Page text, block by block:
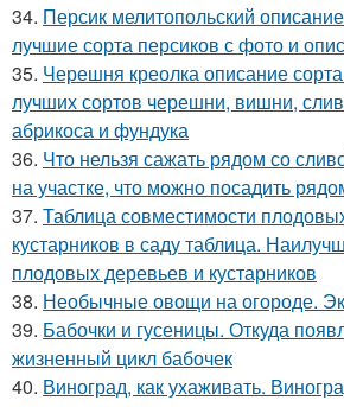
34. Персик мелитопольский
лучшие сорта персиков с фото и
35. Черешня креолка описание
лучших сортов черешни, вишни,
абрикоса и фундука
36. Что нельзя сажать рядом со
на участке, что можно посадить
37. Таблица совместимости
кустарников в саду таблица.
плодовых деревьев и кустарников
38. Необычные овощи на огороде.
39. Бабочки и гусеницы. Откуда
жизненный цикл бабочек
40. Виноград, как ухаживать.